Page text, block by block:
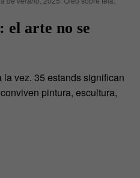
arte no se
vez. 35 estands significan
pintura, escultura,